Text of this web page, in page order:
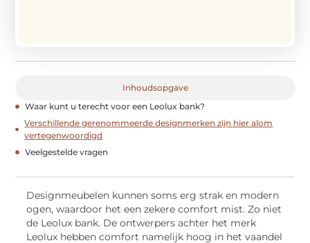
Inhoudsopgave
Waar kunt u terecht voor een Leolux bank?
Verschillende gerenommeerde designmerken zijn hier alom
vertegenwoordigd
Veelgestelde vragen
Designmeubelen kunnen soms erg strak en modern
ogen, waardoor het een zekere comfort mist. Zo niet
de Leolux bank. De ontwerpers achter het merk
Leolux hebben comfort namelijk hoog in het vaandel